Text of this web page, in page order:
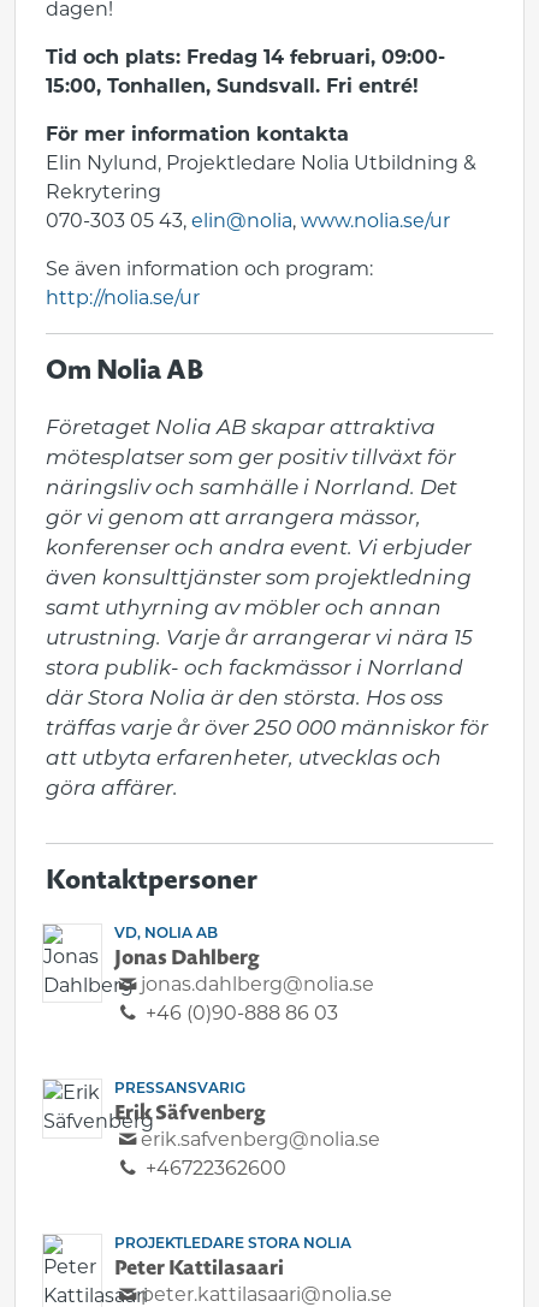
dagen!
Tid och plats: Fredag 14 februari, 09:00-
15:00, Tonhallen, Sundsvall. Fri entré!
För mer information kontakta
Elin Nylund, Projektledare Nolia Utbildning &
Rekrytering
070-303 05 43, elin@nolia, www.nolia.se/ur
Se även information och program:
http://nolia.se/ur
Om Nolia AB
Företaget Nolia AB skapar attraktiva
mötesplatser som ger positiv tillväxt för
näringsliv och samhälle i Norrland. Det
gör vi genom att arrangera mässor,
konferenser och andra event. Vi erbjuder
även konsulttjänster som projektledning
samt uthyrning av möbler och annan
utrustning. Varje år arrangerar vi nära 15
stora publik- och fackmässor i Norrland
där Stora Nolia är den största. Hos oss
träffas varje år över 250 000 människor för
att utbyta erfarenheter, utvecklas och
göra affärer.
Kontaktpersoner
VD, NOLIA AB
Jonas Dahlberg
jonas.dahlberg@nolia.se
+46 (0)90-888 86 03
PRESSANSVARIG
Erik Säfvenberg
erik.safvenberg@nolia.se
+46722362600
PROJEKTLEDARE STORA NOLIA
Peter Kattilasaari
peter.kattilasaari@nolia.se